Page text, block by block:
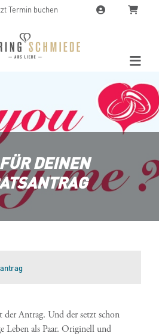
Termin buchen
DEINEN
Antrag. Und der setzt schon
Leben als Paar. Originell und